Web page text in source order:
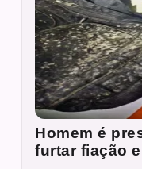
Homem é
furtar fiação